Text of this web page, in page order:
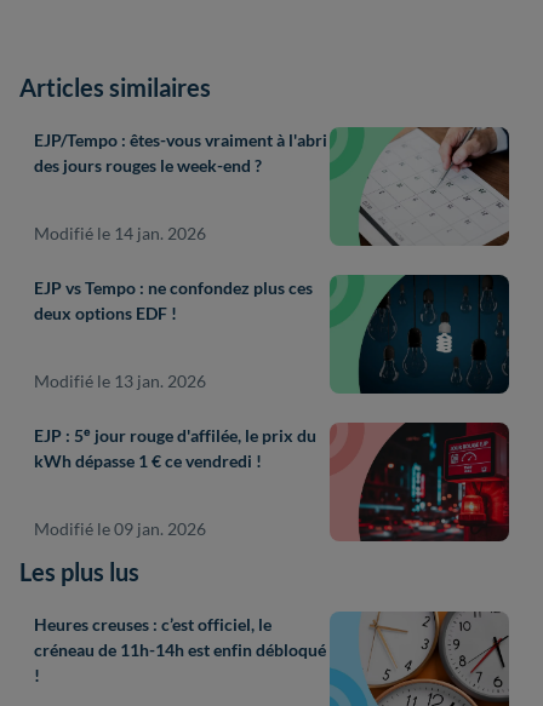
Articles similaires
EJP/Tempo : êtes-vous vraiment à l'abri
des jours rouges le week-end ?
Modifié le 14 jan. 2026
EJP vs Tempo : ne confondez plus ces
deux options EDF !
Modifié le 13 jan. 2026
EJP : 5ᵉ jour rouge d'affilée, le prix du
kWh dépasse 1 € ce vendredi !
Modifié le 09 jan. 2026
Les plus lus
Heures creuses : c’est officiel, le
créneau de 11h-14h est enfin débloqué
!